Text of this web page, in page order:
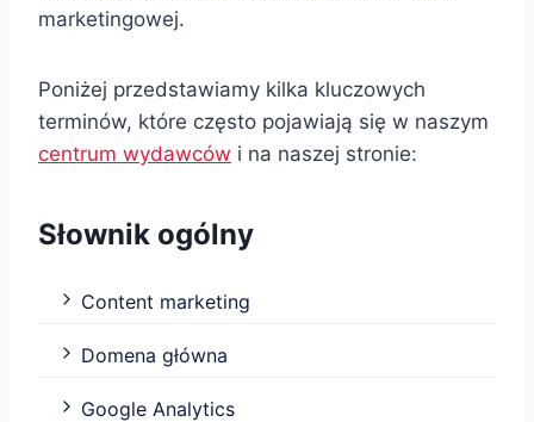
marketingowej.
Poniżej przedstawiamy kilka kluczowych
terminów, które często pojawiają się w naszym
centrum wydawców i na naszej stronie:
Słownik ogólny
Content marketing
Domena główna
Google Analytics